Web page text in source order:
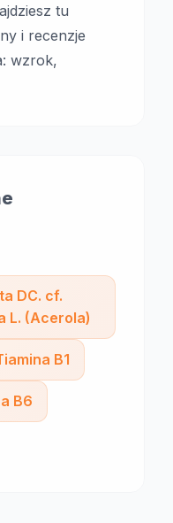
tu
i recenzje
wzrok,
DC. cf.
L. (Acerola)
B1
B6